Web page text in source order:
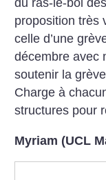
proposition très
celle d’une
décembre avec
soutenir la
Charge à
structures pour
Myriam (UCL